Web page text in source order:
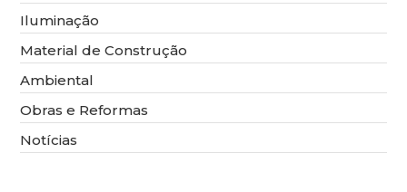
Iluminação
Material de Construção
Ambiental
Obras e Reformas
Notícias